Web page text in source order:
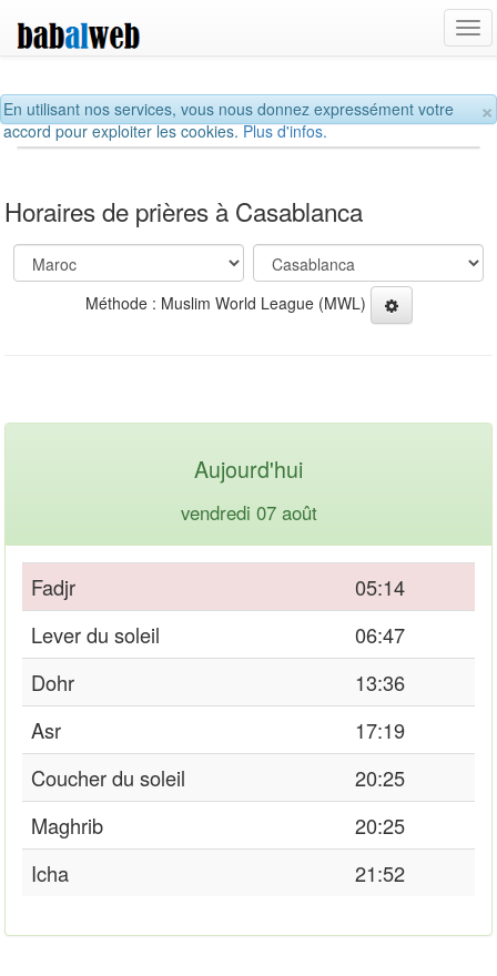
×
En utilisant nos services, vous nous donnez expressément votre
accord pour exploiter les cookies.Plus d'infos.
Horaires de prières à Casablanca
Méthode : Muslim World League (MWL)
Aujourd'hui
vendredi 07 août
Fadjr
05:14
Lever du soleil
06:47
Dohr
13:36
Asr
17:19
Coucher du soleil
20:25
Maghrib
20:25
Icha
21:52